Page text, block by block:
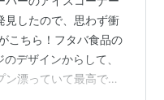
見したので、思わず衝
こちら！フタバ食品の
デザインからして、
漂っていて最高です